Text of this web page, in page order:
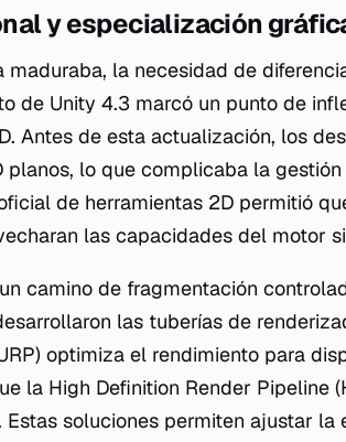
y especialización
la necesidad de
de Unity 4.3 marcó un punto de
Antes de esta actualización, los
planos, lo que complicaba la
de herramientas 2D permitió
las capacidades del motor
camino de fragmentación
las tuberías de
optimiza el rendimiento para
la High Definition Render Pipeline
soluciones permiten ajustar